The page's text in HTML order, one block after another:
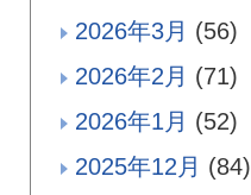
2026年3月 (56)
2026年2月 (71)
2026年1月 (52)
2025年12月 (84)